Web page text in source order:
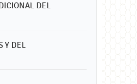
DEL
Y DEL